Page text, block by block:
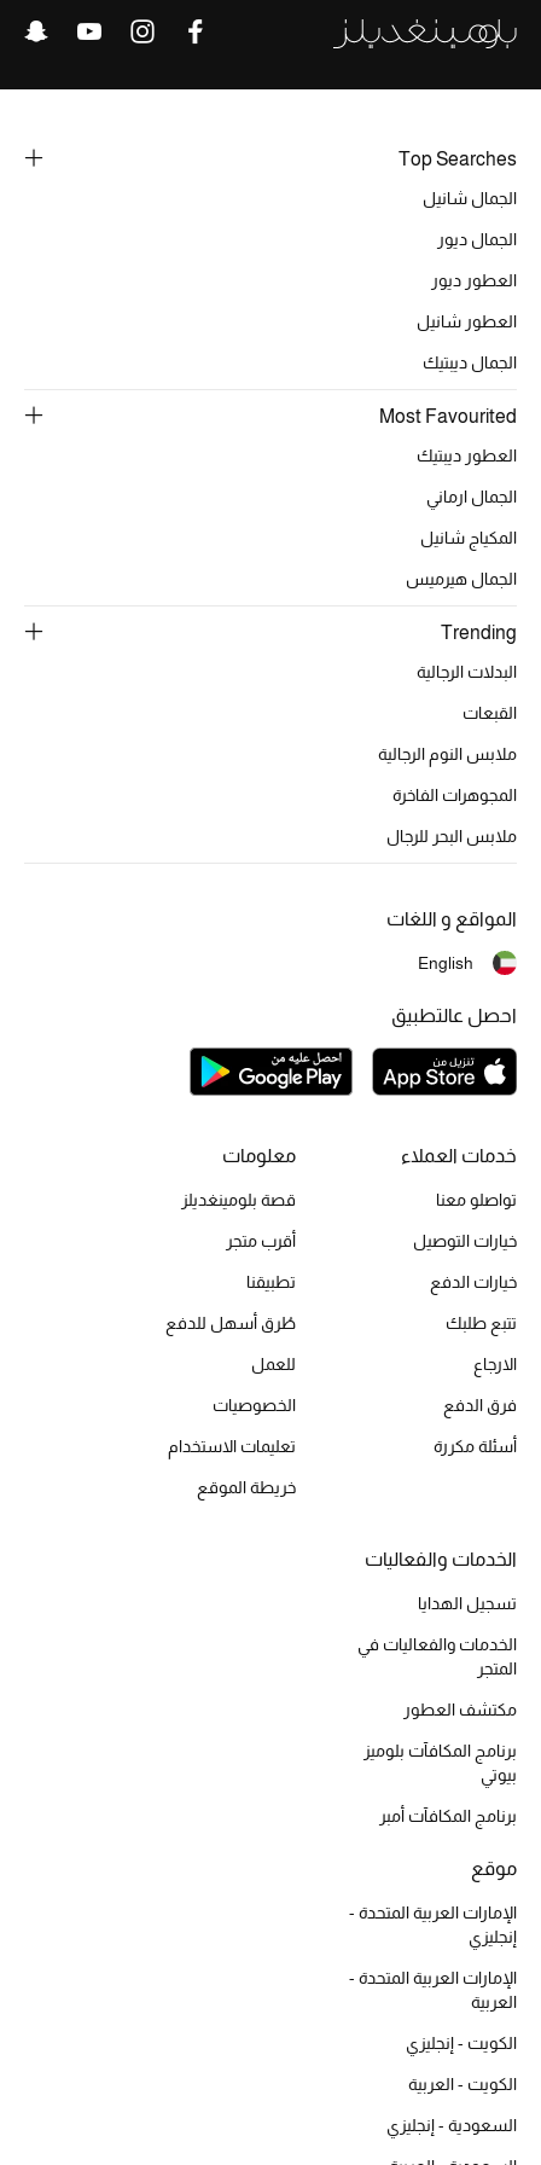
الموسم الجديد
الحقائب النسائية
دليل ملتزمات الحقائب
حقائب رجالية
أبرز المصممين
أبرز الحقائب
الموسم الجديد
تشكيلة الأحذية
أحذية للأطفال
أبرز المصممين
خصومات
جميع مستحضرات الجمال
الجديد في عالم الجمال
المكياج
العناية بالبشرة
مستحضرات العناية
مستحضرات الاستحمام والعناية بالجسم
العناية بالشعر
الصحة والعافية
الجمال في بلوميز
هدايا
Top Searches
الجمال شانيل
الجمال ديور
العطور ديور
العطور شانيل
الجمال ديبتيك
Most Favourited
العطور ديبتيك
الجمال ارماني
المكياج شانيل
الجمال هيرميس
Trending
البدلات الرجالية
القبعات
ملابس النوم الرجالية
المجوهرات الفاخرة
ملابس البحر للرجال
خدمات العملاء
تواصلو معنا
خيارات التوصيل
خيارات الدفع
تتبع طلبك
الارجاع
فرق الدفع
أسئلة مكررة
معلومات
قصة بلومينغديلز
أقرب متجر
تطبيقنا
طُرق أسهل للدفع
للعمل
الخصوصيات
تعليمات الاستخدام
خريطة الموقع
الخدمات والفعاليات
تسجيل الهدايا
الخدمات والفعاليات في
المتجر
مكتشف العطور
برنامج المكافآت بلوميز
بيوتي
برنامج المكافآت أمبر
موقع
الإمارات العربية المتحدة -
إنجليزي
الإمارات العربية المتحدة -
العربية
الكويت - إنجليزي
الكويت - العربية
السعودية - إنجليزي
المواقع و اللغات
English
احصل عالتطبيق